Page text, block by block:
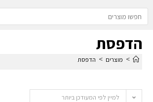
הדפסת
> מוצרים > הדפסת
למיין לפי המעודכן ביותר